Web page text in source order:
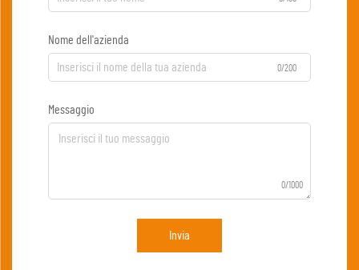
Nome dell'azienda
0/200
Messaggio
0/1000
Invia